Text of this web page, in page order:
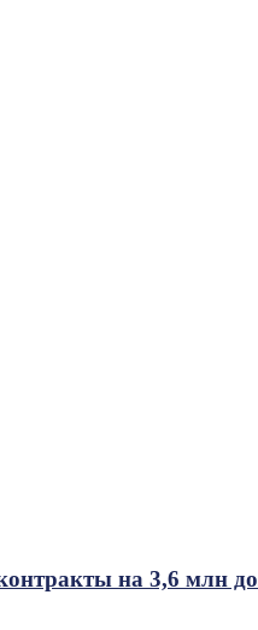
на 3,6 млн